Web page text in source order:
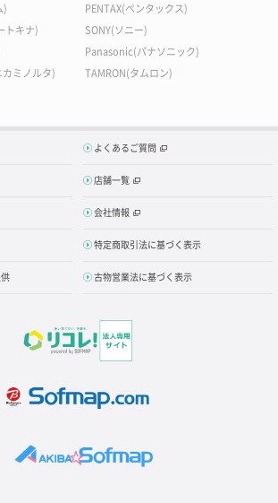
)
PENTAX(ペンタックス)
トキナ)
SONY(ソニー)
Panasonic(パナソニック)
カミノルタ)
TAMRON(タムロン)
よくあるご質問
店舗一覧
会社情報
特定商取引法に基づく表示
古物営業法に基づく表示